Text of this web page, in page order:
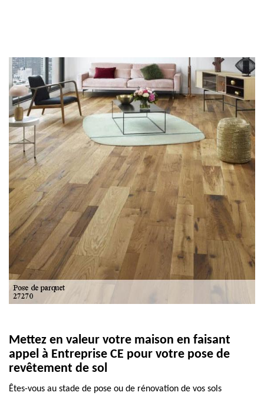
Mettez en valeur votre maison en faisant
appel à Entreprise CE pour votre pose de
revêtement de sol
Êtes-vous au stade de pose ou de rénovation de vos sols